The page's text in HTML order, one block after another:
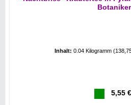
Botaniker
Inhalt: 0.04 Kilogramm
5,55